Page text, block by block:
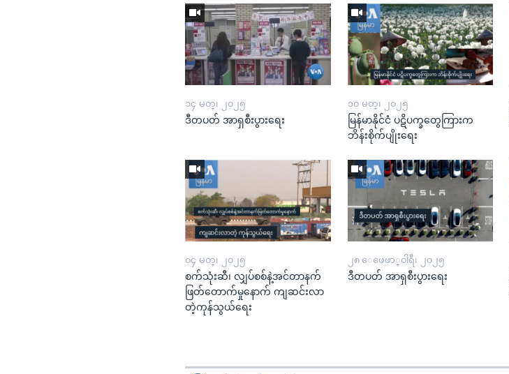
၁၄ မတ္၊ ၂၀၂၅
ဒီတပတ် အာရှစီးပွားရေး
၁၀ မတ္၊ ၂၀၂၅
မြန်မာနိုင်ငံ ပဋိပက္ခတွေကြားက
ဘိန်းစိုက်ပျိုးရေး
၀၄ မတ္၊ ၂၀၂၅
စက်သုံးဆီ၊ လျှပ်စစ်နဲ့အင်တာနက်
ဖြတ်တောက်မှုနောက် ကျဆင်းလာ
တဲ့ကုန်သွယ်ရေး​​​​​​​
၂၈ ေဖေဖာ္၀ါရီ၊ ၂၀၂၅
ဒီတပတ် အာရှစီးပွားရေး